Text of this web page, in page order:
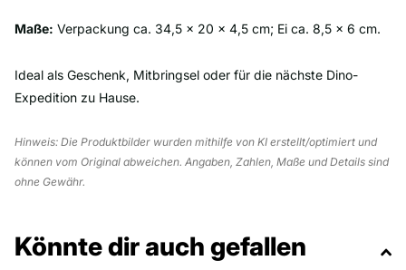
Maße: Verpackung ca. 34,5 × 20 × 4,5 cm; Ei ca. 8,5 × 6 cm.
Ideal als Geschenk, Mitbringsel oder für die nächste Dino-
Expedition zu Hause.
Hinweis: Die Produktbilder wurden mithilfe von KI erstellt/optimiert und
können vom Original abweichen. Angaben, Zahlen, Maße und Details sind
ohne Gewähr.
Könnte dir auch gefallen